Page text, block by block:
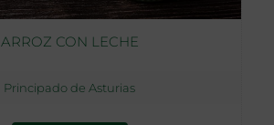
ARROZ CON LECHE
Principado de Asturias